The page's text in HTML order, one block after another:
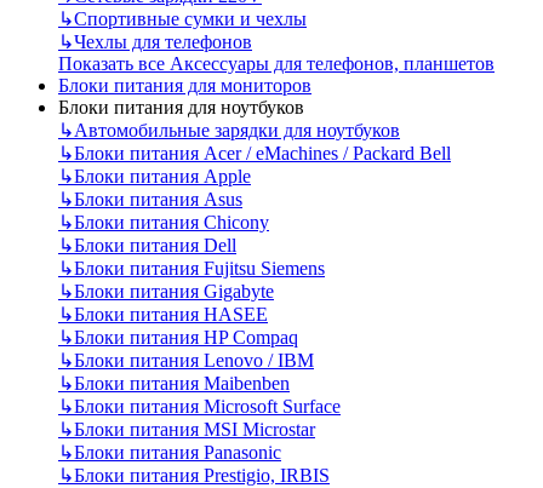
↳Спортивные сумки и чехлы
↳Чехлы для телефонов
Показать все Аксессуары для телефонов, планшетов
Блоки питания для мониторов
Блоки питания для ноутбуков
↳Автомобильные зарядки для ноутбуков
↳Блоки питания Acer / eMachines / Packard Bell
↳Блоки питания Apple
↳Блоки питания Asus
↳Блоки питания Chicony
↳Блоки питания Dell
↳Блоки питания Fujitsu Siemens
↳Блоки питания Gigabyte
↳Блоки питания HASEE
↳Блоки питания HP Compaq
↳Блоки питания Lenovo / IBM
↳Блоки питания Maibenben
↳Блоки питания Microsoft Surface
↳Блоки питания MSI Microstar
↳Блоки питания Panasonic
↳Блоки питания Prestigio, IRBIS